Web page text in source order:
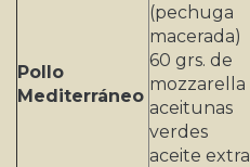
Pollo
Mediterráneo
(pechuga
macerada)
60 grs. de
mozzarella
aceitunas
verdes
aceite extra